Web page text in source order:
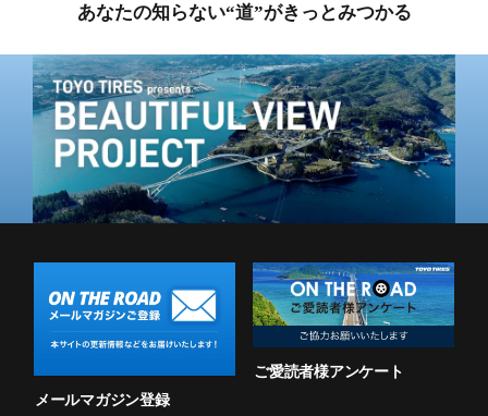
あなたの知らない“道”がきっとみつかる
メールマガジン登録
ご愛読者様アンケート